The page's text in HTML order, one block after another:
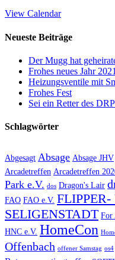
View Calendar
Neueste Beiträge
Der Mugg hat
Frohes neues Jahr 2021
Heizungsventile mit
Frohes Fest
Sei ein Retter des
Schlagwörter
Abgesagt Absage Absage JHV
Arcadetreffen Arcadetreffen
Park e.V. dos Dragon's Lair
FAO FAO e.V.
SELIGENSTADT For
HNC e.V. HomeCon
Offenbach offener Samstag os4